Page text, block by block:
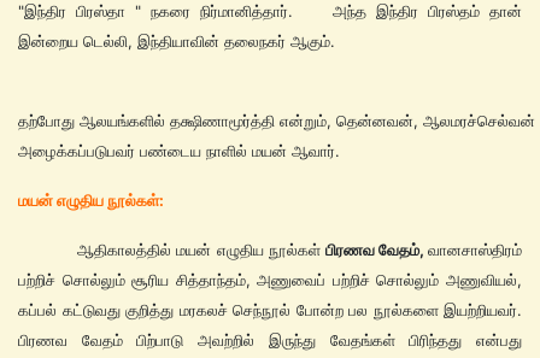
"இந்திர பிரஸ்தா " நகரை நிர்மானித்தார். அந்த இந்திர பிரஸ்தம் தான்
இன்றைய டெல்லி, இந்தியாவின் தலைநகர் ஆகும்.
தற்போது ஆலயங்களில் தக்ஷிணாமூர்த்தி என்றும், தென்னவன், ஆலமரச்செல்வன்
அழைக்கப்படுபவர் பண்டைய நாளில் மயன் ஆவார்.
மயன் எழுதிய நூல்கள்:
ஆதிகாலத்தில் மயன் எழுதிய நூல்கள் பிரணவ வேதம்,வானசாஸ்திரம்
பற்றிச் சொல்லும் சூரிய சித்தாந்தம், அணுவைப் பற்றிச் சொல்லும் அணுவியல்,
கப்பல் கட்டுவது குறித்து மரகலச் செந்நூல் போன்ற பல நூல்களை இயற்றியவர்.
பிரணவ வேதம் பிற்பாடு அவற்றில் இருந்து வேதங்கள் பிரிந்தது என்பது